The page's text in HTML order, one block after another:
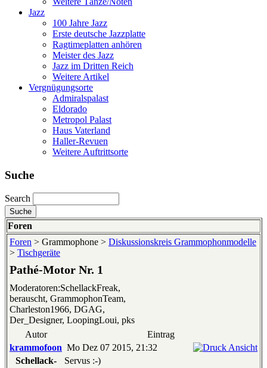
Jazz
100 Jahre Jazz
Erste deutsche Jazzplatte
Ragtimeplatten anhören
Meister des Jazz
Jazz im Dritten Reich
Weitere Artikel
Vergnügungsorte
Admiralspalast
Eldorado
Metropol Palast
Haus Vaterland
Haller-Revuen
Weitere Auftrittsorte
Suche
Search
Foren
Foren > Grammophone > Diskussionskreis Grammophonmodelle
> Tischgeräte
Pathé-Motor Nr. 1
Moderatoren:SchellackFreak,
berauscht, GrammophonTeam,
Charleston1966, DGAG,
Der_Designer, LoopingLoui, pks
Autor
Eintrag
krammofoon Mo Dez 07 2015, 21:32
Schellack-
Servus :-)